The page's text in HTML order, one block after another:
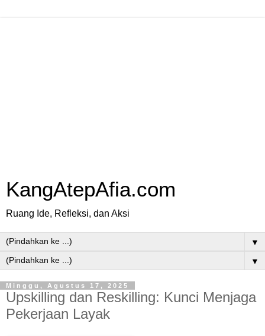
KangAtepAfia.com
Ruang Ide, Refleksi, dan Aksi
▼
▼
Minggu, Agustus 17, 2025
Upskilling dan Reskilling: Kunci Menjaga
Pekerjaan Layak